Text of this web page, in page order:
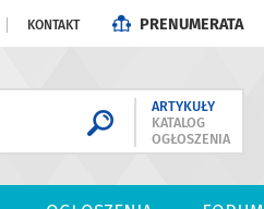
KONTAKT PRENUMERATA
ARTYKUŁY
KATALOG
OGŁOSZENIA